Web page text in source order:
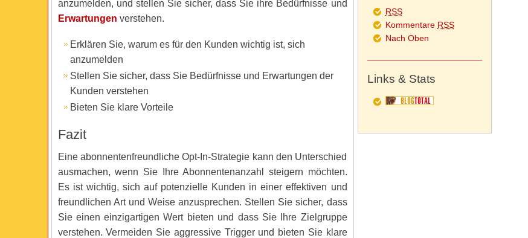
anzumelden, und stellen Sie sicher, dass Sie ihre Bedürfnisse und
Erwartungen verstehen.
Erklären Sie, warum es für den Kunden wichtig ist, sich
anzumelden
Stellen Sie sicher, dass Sie Bedürfnisse und Erwartungen der
Kunden verstehen
Bieten Sie klare Vorteile
Fazit
Eine abonnentenfreundliche Opt-In-Strategie kann den Unterschied
ausmachen, wenn Sie Ihre Abonnentenanzahl steigern möchten.
Es ist wichtig, sich auf potenzielle Kunden in einer effektiven und
freundlichen Art und Weise anzusprechen. Stellen Sie sicher, dass
Sie einen einzigartigen Wert bieten und dass Sie Ihre Zielgruppe
verstehen. Vermeiden Sie aggressive Trigger und bieten Sie klare
RSS
Kommentare RSS
Nach Oben
Links & Stats